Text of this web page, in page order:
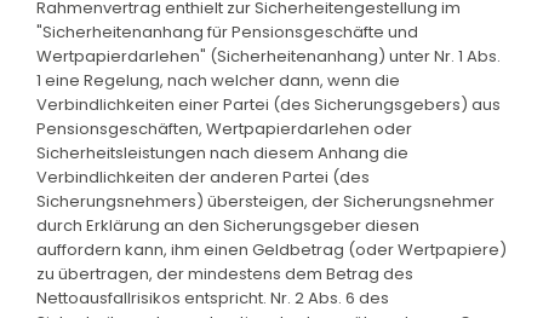
Rahmenvertrag enthielt zur Sicherheitengestellung im
"Sicherheitenanhang für Pensionsgeschäfte und
Wertpapierdarlehen" (Sicherheitenanhang) unter Nr. 1 Abs.
1 eine Regelung, nach welcher dann, wenn die
Verbindlichkeiten einer Partei (des Sicherungsgebers) aus
Pensionsgeschäften, Wertpapierdarlehen oder
Sicherheitsleistungen nach diesem Anhang die
Verbindlichkeiten der anderen Partei (des
Sicherungsnehmers) übersteigen, der Sicherungsnehmer
durch Erklärung an den Sicherungsgeber diesen
auffordern kann, ihm einen Geldbetrag (oder Wertpapiere)
zu übertragen, der mindestens dem Betrag des
Nettoausfallrisikos entspricht. Nr. 2 Abs. 6 des